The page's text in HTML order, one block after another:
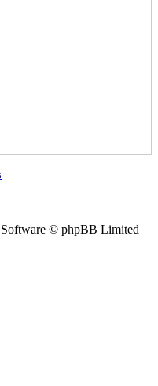
© phpBB Limited